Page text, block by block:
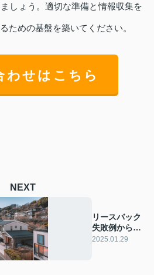
しょう。適切な準備と情報収集を
ための基盤を築いてください。
わせはこちら
NEXT
リースバック
失敗例から学
ぶ成功の秘
2025.01.29